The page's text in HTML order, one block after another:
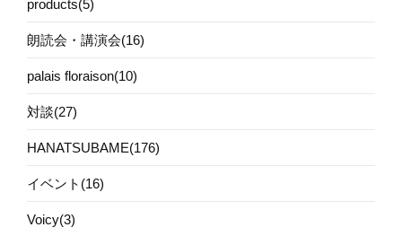
products(5)
朗読会・講演会(16)
palais floraison(10)
対談(27)
HANATSUBAME(176)
イベント(16)
Voicy(3)